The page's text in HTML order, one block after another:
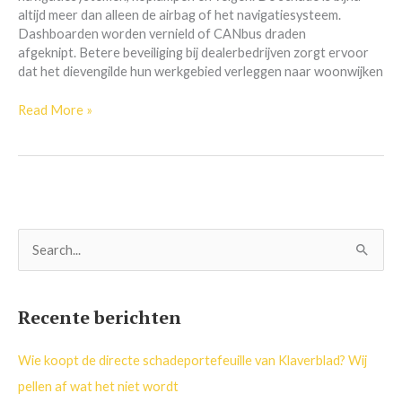
altijd meer dan alleen de airbag of het navigatiesysteem.
Dashboarden worden vernield of CANbus draden
afgeknipt. Betere beveiliging bij dealerbedrijven zorgt ervoor
dat het dievengilde hun werkgebied verleggen naar woonwijken
Read More »
n
a
Recente berichten
Wie koopt de directe schadeportefeuille van Klaverblad? Wij
pellen af wat het niet wordt